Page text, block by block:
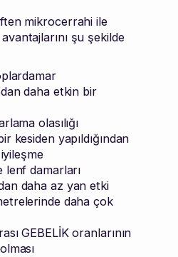
mikrocerrahi ile
şu şekilde
daha etkin bir
olasılığı
kesiden yapıldığından
lenf damarları
daha az yan etki
daha çok
GEBELİK oranlarının